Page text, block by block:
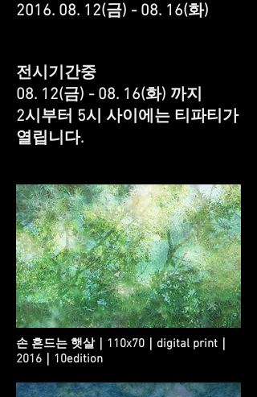
2016. 08. 12(금) - 08. 16(화)
전시기간중
08. 12(금) - 08. 16(화) 까지
2시부터 5시 사이에는 티파티가
열립니다.
손 흔드는 햇살｜110x70｜digital print｜
2016｜10edition